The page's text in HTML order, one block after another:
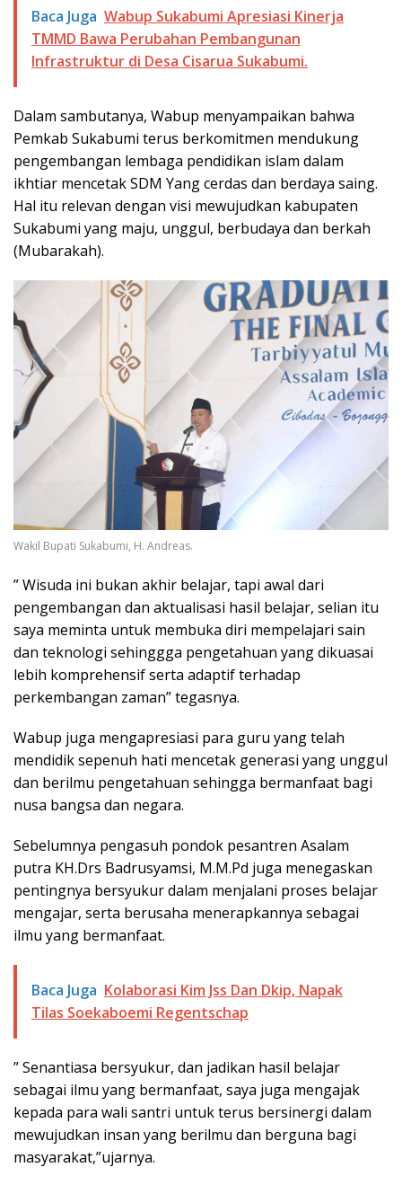
Baca Juga Wabup Sukabumi Apresiasi Kinerja
TMMD Bawa Perubahan Pembangunan
Infrastruktur di Desa Cisarua Sukabumi.
Dalam sambutanya, Wabup menyampaikan bahwa
Pemkab Sukabumi terus berkomitmen mendukung
pengembangan lembaga pendidikan islam dalam
ikhtiar mencetak SDM Yang cerdas dan berdaya saing.
Hal itu relevan dengan visi mewujudkan kabupaten
Sukabumi yang maju, unggul, berbudaya dan berkah
(Mubarakah).
Wakil Bupati Sukabumi, H. Andreas.
” Wisuda ini bukan akhir belajar, tapi awal dari
pengembangan dan aktualisasi hasil belajar, selian itu
saya meminta untuk membuka diri mempelajari sain
dan teknologi sehinggga pengetahuan yang dikuasai
lebih komprehensif serta adaptif terhadap
perkembangan zaman” tegasnya.
Wabup juga mengapresiasi para guru yang telah
mendidik sepenuh hati mencetak generasi yang unggul
dan berilmu pengetahuan sehingga bermanfaat bagi
nusa bangsa dan negara.
Sebelumnya pengasuh pondok pesantren Asalam
putra KH.Drs Badrusyamsi, M.M.Pd juga menegaskan
pentingnya bersyukur dalam menjalani proses belajar
mengajar, serta berusaha menerapkannya sebagai
ilmu yang bermanfaat.
Baca Juga Kolaborasi Kim Jss Dan Dkip, Napak
Tilas Soekaboemi Regentschap
” Senantiasa bersyukur, dan jadikan hasil belajar
sebagai ilmu yang bermanfaat, saya juga mengajak
kepada para wali santri untuk terus bersinergi dalam
mewujudkan insan yang berilmu dan berguna bagi
masyarakat,”ujarnya.